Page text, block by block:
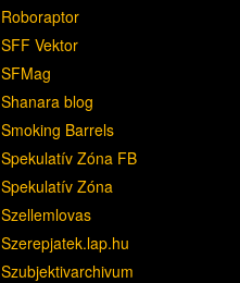
Roboraptor
SFF Vektor
SFMag
Shanara blog
Smoking Barrels
Spekulatív Zóna FB
Spekulatív Zóna
Szellemlovas
Szerepjatek.lap.hu
Szubjektivarchivum